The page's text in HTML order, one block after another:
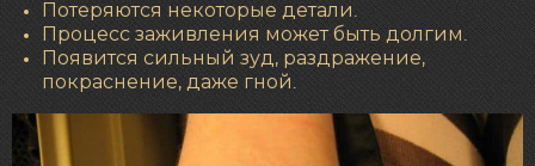
Потеряются некоторые детали.
Процесс заживления может быть долгим.
Появится сильный зуд, раздражение,
покраснение, даже гной.